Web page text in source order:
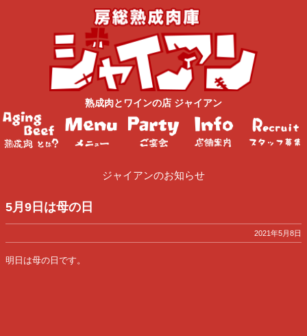
熟成肉と ワインの店 ジャイアン
ジャイアンのお知らせ
5月9日は母の日
2021年5月8日
明日は母の日です。